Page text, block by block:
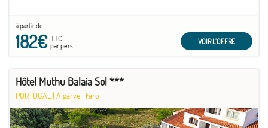
à partir de
182€TTC
par pers.
VOIR L'OFFRE
Hôtel Muthu Balaia Sol ***
PORTUGAL | Algarve | Faro